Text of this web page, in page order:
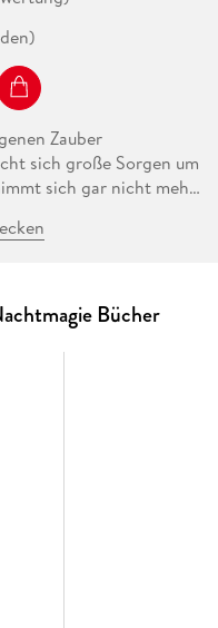
Zauber
sich große Sorgen um
sich gar nicht mehr
nächtlichen Unterricht
zu helfen . . .
Lucy in der Schule für
Bücher